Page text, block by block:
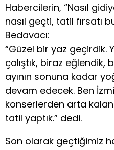
Habercilerin, “Nasıl
nasıl geçti, tatil fırsatı
Bedavacı:
“Güzel bir yaz geçirdik.
çalıştık, biraz eğlendik,
ayının sonuna kadar
devam edecek. Ben
konserlerden arta
tatil yaptık.” dedi.
Son olarak geçtiğimiz